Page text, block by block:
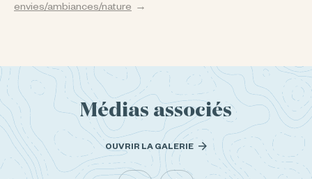
envies/ambiances/nature
Médias associés
OUVRIR LA GALERIE